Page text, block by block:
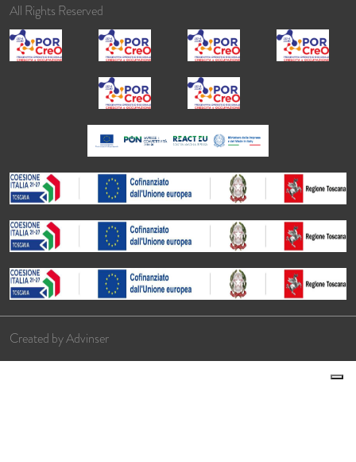
All Rights Reserved
Created byAdvinser